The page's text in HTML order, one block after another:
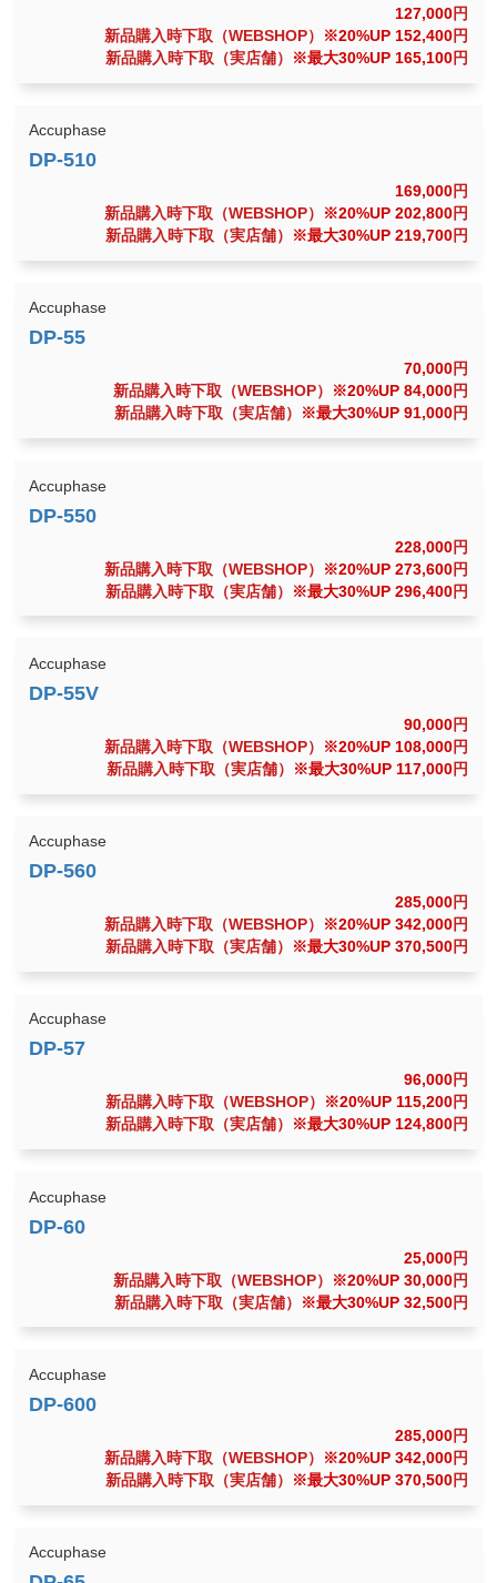
127,000円
新品購入時下取（WEBSHOP）
※20%UP 152,400円
新品購入時下取（実店舗）
※最大30%UP 165,100円
Accuphase
169,000円
新品購入時下取（WEBSHOP）
※20%UP 202,800円
新品購入時下取（実店舗）
※最大30%UP 219,700円
Accuphase
70,000円
新品購入時下取（WEBSHOP）
※20%UP 84,000円
新品購入時下取（実店舗）
※最大30%UP 91,000円
Accuphase
228,000円
新品購入時下取（WEBSHOP）
※20%UP 273,600円
新品購入時下取（実店舗）
※最大30%UP 296,400円
Accuphase
90,000円
新品購入時下取（WEBSHOP）
※20%UP 108,000円
新品購入時下取（実店舗）
※最大30%UP 117,000円
Accuphase
285,000円
新品購入時下取（WEBSHOP）
※20%UP 342,000円
新品購入時下取（実店舗）
※最大30%UP 370,500円
Accuphase
96,000円
新品購入時下取（WEBSHOP）
※20%UP 115,200円
新品購入時下取（実店舗）
※最大30%UP 124,800円
Accuphase
25,000円
新品購入時下取（WEBSHOP）
※20%UP 30,000円
新品購入時下取（実店舗）
※最大30%UP 32,500円
Accuphase
285,000円
新品購入時下取（WEBSHOP）
※20%UP 342,000円
新品購入時下取（実店舗）
※最大30%UP 370,500円
Accuphase